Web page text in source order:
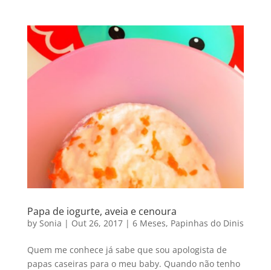
Papa de iogurte, aveia e cenoura
by Sonia | Out 26, 2017| 6 Meses, Papinhas do Dinis
Quem me conhece já sabe que sou apologista de
papas caseiras para o meu baby. Quando não tenho